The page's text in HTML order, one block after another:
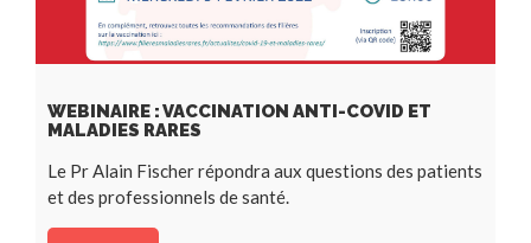
WEBINAIRE : VACCINATION ANTI-COVID ET
MALADIES RARES
Le Pr Alain Fischer répondra aux questions des patients
et des professionnels de santé.